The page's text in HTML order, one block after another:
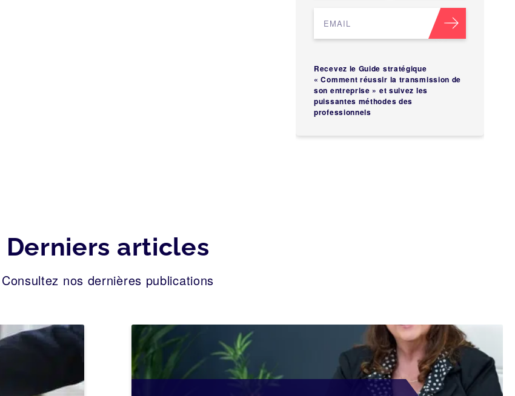
Recevez le Guide stratégique
« Comment réussir la transmission de
son entreprise » et suivez les
puissantes méthodes des
professionnels
Derniers articles
Consultez nos dernières publications